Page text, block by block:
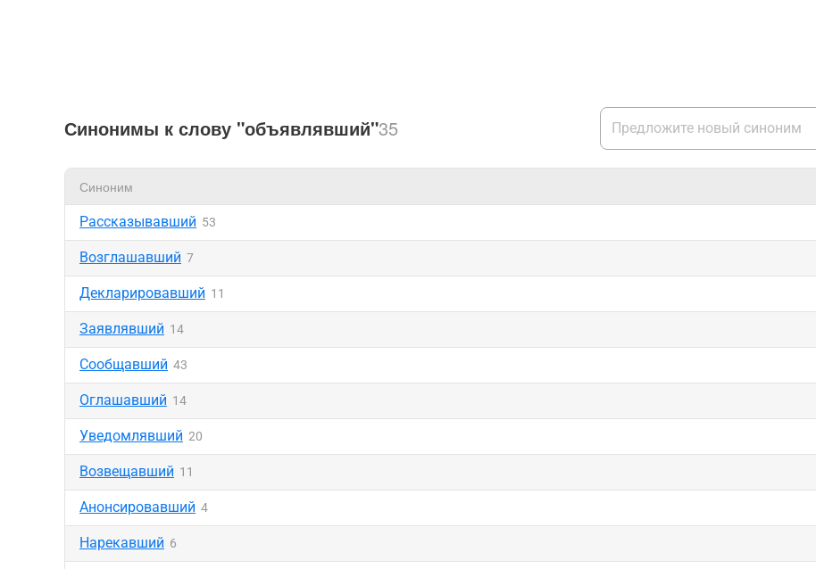
Синонимы к слову "объявлявший"35
Синоним
Рассказывавший 53
Возглашавший 7
Декларировавший 11
Заявлявший 14
Сообщавший 43
Оглашавший 14
Уведомлявший 20
Возвещавший 11
Анонсировавший 4
Нарекавший 6